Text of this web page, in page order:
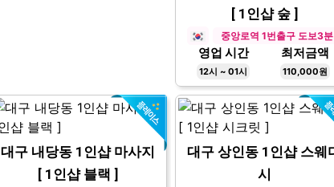
[ 1인샵 숲 ]
중앙로역 1번출구 도보3분
영업 시간
12시 ~ 01시
최저금액
110,000원
대구 내당동 1인샵 마사지
[ 1인샵 블랙 ]
대구 상인동 1인샵 스웨
시